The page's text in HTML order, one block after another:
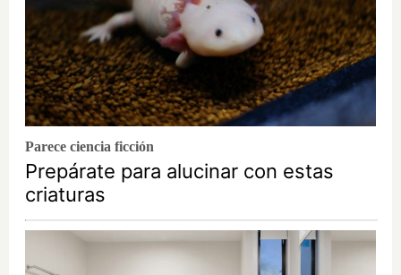
Parece ciencia ficción
Prepárate para alucinar con estas
criaturas